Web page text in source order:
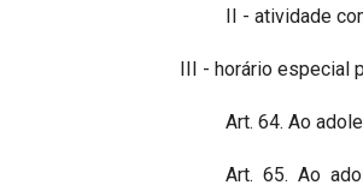
II - atividade
III - horário especial
Art. 64. Ao
Art. 65. Ao